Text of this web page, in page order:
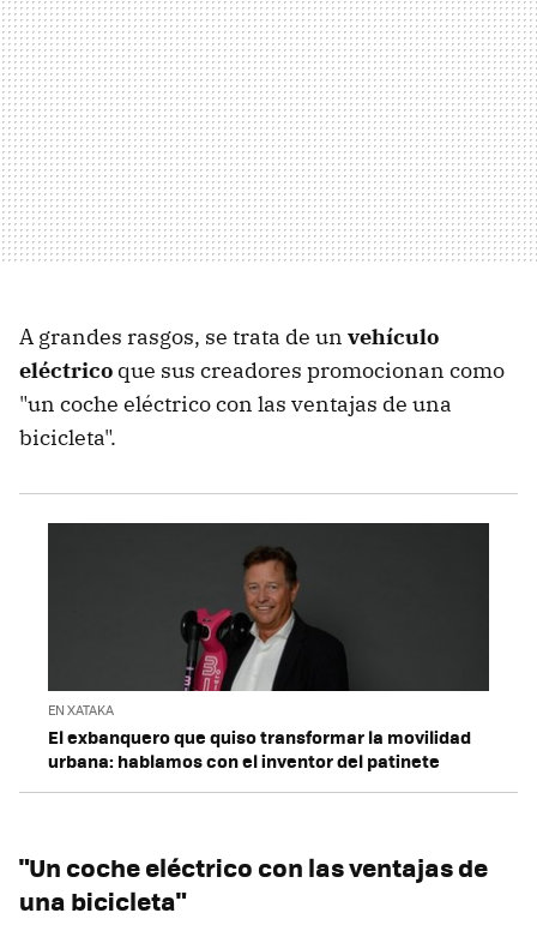
A grandes rasgos, se trata de un vehículo
eléctrico que sus creadores promocionan como
"un coche eléctrico con las ventajas de una
bicicleta".
EN XATAKA
El exbanquero que quiso transformar la movilidad
urbana: hablamos con el inventor del patinete
"Un coche eléctrico con las ventajas de
una bicicleta"